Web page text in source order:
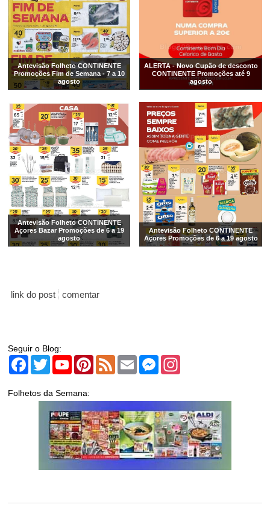
Antevisão Folheto CONTINENTE
Promoções Fim de Semana - 7 a 10
agosto
ALERTA - Novo Cupão de desconto
CONTINENTE Promoções até 9
agosto
Antevisão Folheto CONTINENTE
Açores Bazar Promoções de 6 a 19
agosto
Antevisão Folheto CONTINENTE
Açores Promoções de 6 a 19 agosto
link do post comentar
Seguir o Blog:
Facebook
TwitterYouTubePinterest
Feed Email Messenger
Folhetos da Semana: